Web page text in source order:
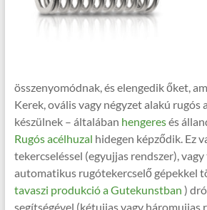
összenyomódnak, és elengedik őket,
Kerek, ovális vagy négyzet alakú rugós
készülnek – általában hengeresés
Rugós acélhuzal hidegen képződik. Ez
tekercseléssel (egyujjas rendszer),
automatikus rugótekercselő gépekkel
tavaszi produkció a Gutekunstban )
segítségével (kétujjas vagy háromujjas